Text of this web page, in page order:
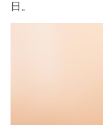
日。